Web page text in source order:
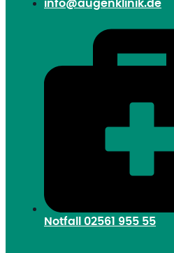
info@augenklinik.de
Notfall 02561 955 55